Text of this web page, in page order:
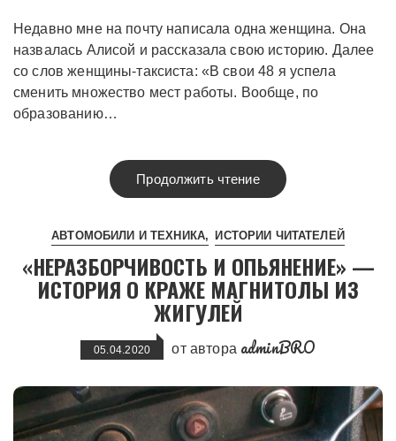
Недавно мне на почту написала одна женщина. Она
назвалась Алисой и рассказала свою историю. Далее
со слов женщины-таксиста: «В свои 48 я успела
сменить множество мест работы. Вообще, по
образованию…
Продолжить чтение
АВТОМОБИЛИ И ТЕХНИКА ИСТОРИИ ЧИТАТЕЛЕЙ
«НЕРАЗБОРЧИВОСТЬ И ОПЬЯНЕНИЕ» —
ИСТОРИЯ О КРАЖЕ МАГНИТОЛЫ ИЗ
ЖИГУЛЕЙ
05.04.2020 от автора adminBRO